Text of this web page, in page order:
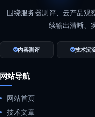
围绕服务器测评、云产品观
续输出清晰、
内容测评 技术沉
网站导航
网站首页
技术文章